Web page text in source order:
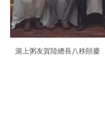
滬上粥友賀陸總長八秩頤慶